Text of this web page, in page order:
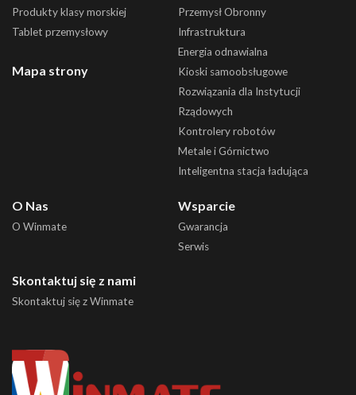
Produkty klasy morskiej
Tablet przemysłowy
Mapa strony
Przemysł Obronny
Infrastruktura
Energia odnawialna
Kioski samoobsługowe
Rozwiązania dla Instytucji
Rządowych
Kontrolery robotów
Metale i Górnictwo
Inteligentna stacja ładująca
O Nas
O Winmate
Wsparcie
Gwarancja
Serwis
Skontaktuj się z nami
Skontaktuj się z Winmate